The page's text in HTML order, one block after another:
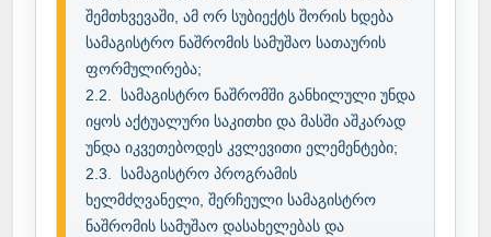
შემთხვევაში, ამ ორ სუბიექტს შორის ხდება
სამაგისტრო ნაშრომის სამუშაო სათაურის
ფორმულირება;
2.2.	სამაგისტრო ნაშრომში განხილული უნდა
იყოს აქტუალური საკითხი და მასში აშკარად
უნდა იკვეთებოდეს კვლევითი ელემენტები;
2.3.	სამაგისტრო პროგრამის
ხელმძღვანელი, შერჩეული სამაგისტრო
ნაშრომის სამუშაო დასახელებას და